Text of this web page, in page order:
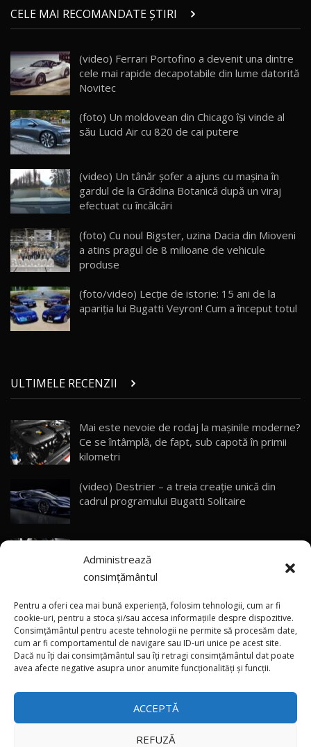
Administrează
consimțământul
Pentru a oferi cea mai bună experiență, folosim tehnologii, cum ar fi
cookie-uri, pentru a stoca și/sau accesa informațiile despre dispozitive.
Consimțământul pentru aceste tehnologii ne permite să procesăm date,
cum ar fi comportamentul de navigare sau ID-uri unice pe acest site.
Dacă nu îți dai consimțământul sau îți retragi consimțământul dat poate
avea afecte negative asupra unor anumite funcționalități și funcții.
ACCEPTĂ
REFUZĂ
21
Micul BYD Dolphin Surf / Test Drive
AutoBlog.MD
16:59
22
Noua Mazda 6e / Test Drive AutoBlog.MD
26:59
23
Lynk & Co 01 / Test Drive AutoBlog.MD
25:19
24
ZEEKR 009: Cel mai Performant și Confortabil
Van Electric Testat în Moldova / AutoBlog.MD
26:38
25
mai Exclusiv și Puternic Defender Testat în
Moldova
32:21
26
AutoBlog.MD
10:57
28
Noul Geely Monjaro 2025! Mai ieftin și mai
dotat / Test Drive AutoBlog.MD
29
ZEEKR 9X - PRIMUL TEST DRIVE ÎN ROMÂNĂ!
CUM SE CONDUCE?
33:40
30
Primele impresii despre BYD Seal U DM-i,
Sealion 7 și Seal 5 DM-i / Test Drive
AutoBlog.MD
13:56
Noul Volvo EX90 / Test Drive AutoBlog.MD
32:06
33
MG RX5 - își merită banii? / Test Drive
AutoBlog.MD
34
Noul DACIA DUSTER DIESEL! Primul test drive în
română
CELE MAI RECOMANDATE ȘTIRI
(video) Ferrari Portofino a devenit una dintre
cele mai rapide decapotabile din lume datorită
Novitec
(foto) Un moldovean din Chicago îşi vinde al
său Lucid Air cu 820 de cai putere
(video) Un tânăr șofer a ajuns cu mașina în
gardul de la Grădina Botanică după un viraj
efectuat cu încălcări
(foto) Cu noul Bigster, uzina Dacia din Mioveni
a atins pragul de 8 milioane de vehicule
produse
(foto/video) Lecţie de istorie: 15 ani de la
apariţia lui Bugatti Veyron! Cum a început totul
ULTIMELE RECENZII
Mai este nevoie de rodaj la mașinile moderne?
Ce se întâmplă, de fapt, sub capotă în primii
kilometri
(video) Destrier – a treia creație unică din
cadrul programului Bugatti Solitaire
(video) SRT prezintă tehnologia eBoost Air
care elimină decalajul turbo
ANRE: Detensionarea relativă a situației din
Golf influențează prețurile la carburanți în
Moldova
(foto/video) Imaginea zilei: Și în SUA polițiștii
uneori „stau în tufari”
×